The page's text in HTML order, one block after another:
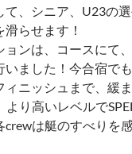
て、シニア、U23の
滑らせます！
ンは、コースにて、
いました！今合宿で
ィニッシュまで、緩
り高いレベルで
は艇のすべりを